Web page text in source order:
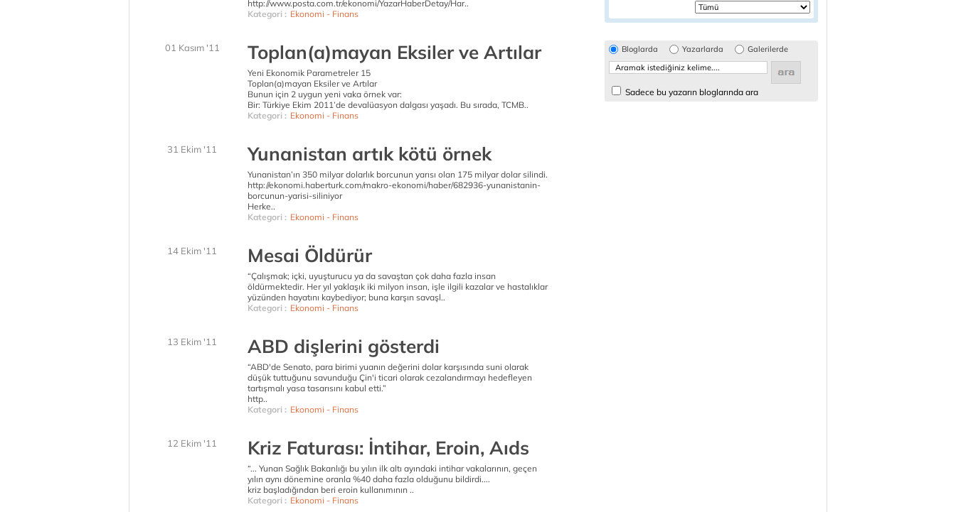
http://www.posta.com.tr/ekonomi/YazarHaberDetay/Har..
Kategori : Ekonomi - Finans
01 Kasım '11 Toplan(a)mayan Eksiler ve Artılar
Yeni Ekonomik Parametreler 15
Toplan(a)mayan Eksiler ve Artılar
Bunun için 2 uygun yeni vaka örnek var:
Bir: Türkiye Ekim 2011’de devalüasyon dalgası yaşadı. Bu sırada, TCMB..
Kategori : Ekonomi - Finans
31 Ekim '11 Yunanistan artık kötü örnek
Yunanistan’ın 350 milyar dolarlık borcunun yarısı olan 175 milyar dolar silindi.
http://ekonomi.haberturk.com/makro-ekonomi/haber/682936-yunanistanin-
borcunun-yarisi-siliniyor
Herke..
Kategori : Ekonomi - Finans
14 Ekim '11 Mesai Öldürür
“Çalışmak; içki, uyuşturucu ya da savaştan çok daha fazla insan
öldürmektedir. Her yıl yaklaşık iki milyon insan, işle ilgili kazalar ve hastalıklar
yüzünden hayatını kaybediyor; buna karşın savaşl..
Kategori : Ekonomi - Finans
13 Ekim '11 ABD dişlerini gösterdi
“ABD'de Senato, para birimi yuanın değerini dolar karşısında suni olarak
düşük tuttuğunu savunduğu Çin'i ticari olarak cezalandırmayı hedefleyen
tartışmalı yasa tasarısını kabul etti.”
http..
Kategori : Ekonomi - Finans
12 Ekim '11 Kriz Faturası: İntihar, Eroin, Aıds
“... Yunan Sağlık Bakanlığı bu yılın ilk altı ayındaki intihar vakalarının, geçen
yılın aynı dönemine oranla %40 daha fazla olduğunu bildirdi....
kriz başladığından beri eroin kullanımının ..
Kategori : Ekonomi - Finans
Bloglarda Yazarlarda Galerilerde
Sadece bu yazarın bloglarında ara